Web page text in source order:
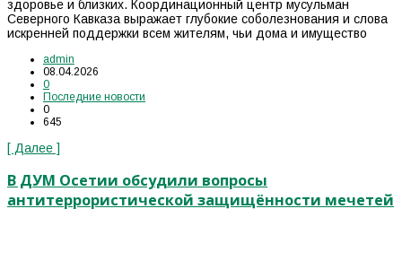
здоровье и близких. Координационный центр мусульман
Северного Кавказа выражает глубокие соболезнования и слова
искренней поддержки всем жителям, чьи дома и имущество
admin
08.04.2026
0
Последние новости
0
645
[ Далее ]
В ДУМ Осетии обсудили вопросы
антитеррористической защищённости мечетей